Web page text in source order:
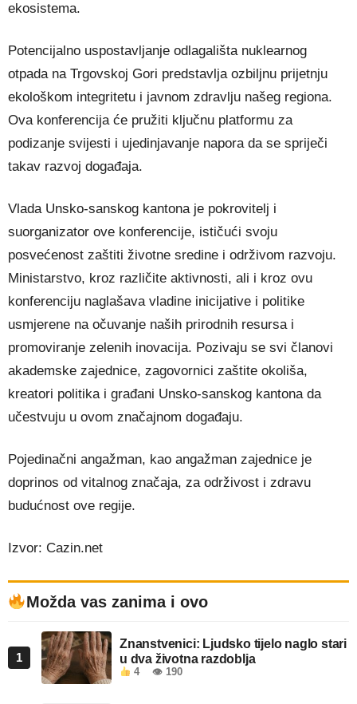
ekosistema.
Potencijalno uspostavljanje odlagališta nuklearnog
otpada na Trgovskoj Gori predstavlja ozbiljnu prijetnju
ekološkom integritetu i javnom zdravlju našeg regiona.
Ova konferencija će pružiti ključnu platformu za
podizanje svijesti i ujedinjavanje napora da se spriječi
takav razvoj događaja.
Vlada Unsko-sanskog kantona je pokrovitelj i
suorganizator ove konferencije, ističući svoju
posvećenost zaštiti životne sredine i održivom razvoju.
Ministarstvo, kroz različite aktivnosti, ali i kroz ovu
konferenciju naglašava vladine inicijative i politike
usmjerene na očuvanje naših prirodnih resursa i
promoviranje zelenih inovacija. Pozivaju se svi članovi
akademske zajednice, zagovornici zaštite okoliša,
kreatori politika i građani Unsko-sanskog kantona da
učestvuju u ovom značajnom događaju.
Pojedinačni angažman, kao angažman zajednice je
doprinos od vitalnog značaja, za održivost i zdravu
budućnost ove regije.
Izvor: Cazin.net
Možda vas zanima i ovo
1
Znanstvenici: Ljudsko tijelo naglo stari
u dva životna razdoblja
4 👁 190